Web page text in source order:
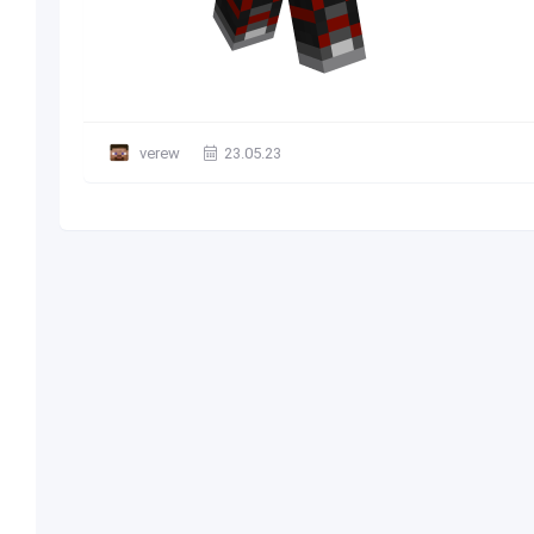
verew 23.05.23